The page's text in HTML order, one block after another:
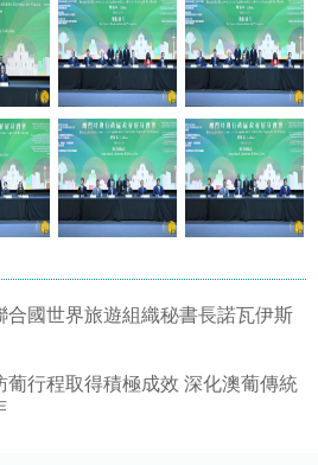
合國世界旅遊組織秘書長諾瓦伊斯
葡行程取得積極成效 深化澳葡傳統